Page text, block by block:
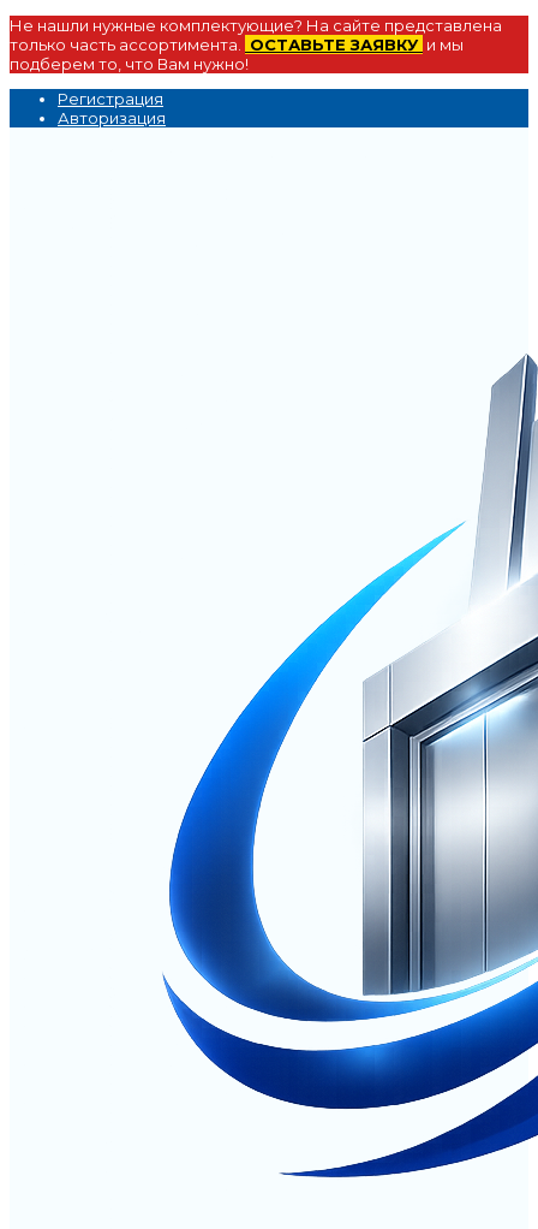
Не нашли нужные комплектующие? На сайте представлена
только часть ассортимента.
ОСТАВЬТЕ ЗАЯВКУ и мы
подберем то, что Вам нужно!
Регистрация
Авторизация